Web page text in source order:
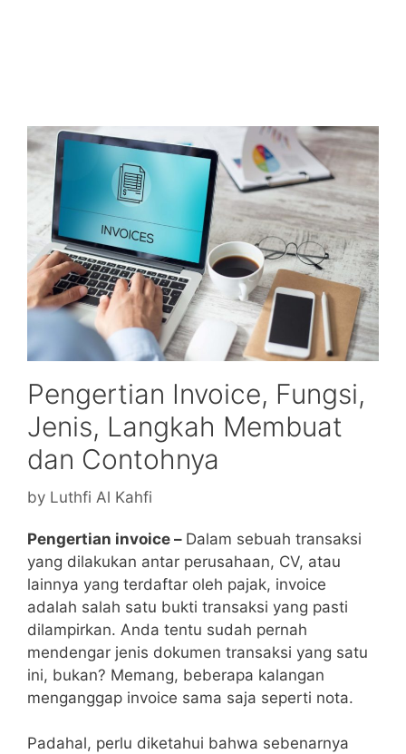
Pengertian Invoice, Fungsi,
Jenis, Langkah Membuat
dan Contohnya
by Luthfi Al Kahfi
Pengertian invoice – Dalam sebuah transaksi
yang dilakukan antar perusahaan, CV, atau
lainnya yang terdaftar oleh pajak, invoice
adalah salah satu bukti transaksi yang pasti
dilampirkan. Anda tentu sudah pernah
mendengar jenis dokumen transaksi yang satu
ini, bukan? Memang, beberapa kalangan
menganggap invoice sama saja seperti nota.
Padahal, perlu diketahui bahwa sebenarnya